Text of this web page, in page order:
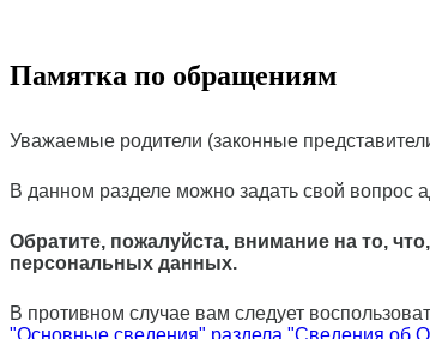
Памятка по обращениям
Уважаемые родители (законные
В данном разделе можно задать свой вопрос
Обратите, пожалуйста, внимание на то,
персональных данных.
В противном случае вам следует
"Основные сведения" раздела "Сведения об